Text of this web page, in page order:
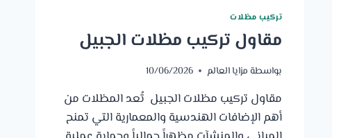
تركيب مظلات
مقاول تركيب مظلات الجبيل
بواسطة مزايا العالم 10/06/2026
مقاول تركيب مظلات الجبيل تُعد المظلات من
أهم الإضافات الهندسية والمعمارية التي تمنح